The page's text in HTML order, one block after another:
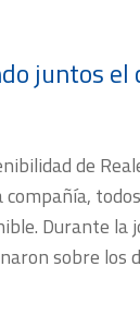
juntos el
de
todos
Durante la
sobre los